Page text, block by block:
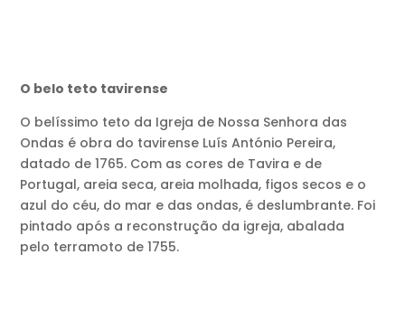
O belo teto tavirense
O belíssimo teto da Igreja de Nossa Senhora das
Ondas é obra do tavirense Luís António Pereira,
datado de 1765. Com as cores de Tavira e de
Portugal, areia seca, areia molhada, figos secos e o
azul do céu, do mar e das ondas, é deslumbrante. Foi
pintado após a reconstrução da igreja, abalada
pelo terramoto de 1755.